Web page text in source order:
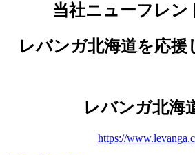
当社ニューフレン
レバンガ北海道を応援
レバンガ北海
https://